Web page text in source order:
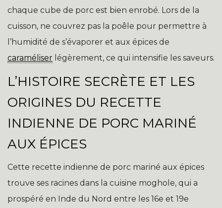
chaque cube de porc est bien enrobé. Lors de la
cuisson, ne couvrez pas la poêle pour permettre à
l’humidité de s’évaporer et aux épices de
caraméliser légèrement, ce qui intensifie les saveurs.
L’HISTOIRE SECRÈTE ET LES
ORIGINES DU RECETTE
INDIENNE DE PORC MARINÉ
AUX ÉPICES
Cette recette indienne de porc mariné aux épices
trouve ses racines dans la cuisine moghole, qui a
prospéré en Inde du Nord entre les 16e et 19e